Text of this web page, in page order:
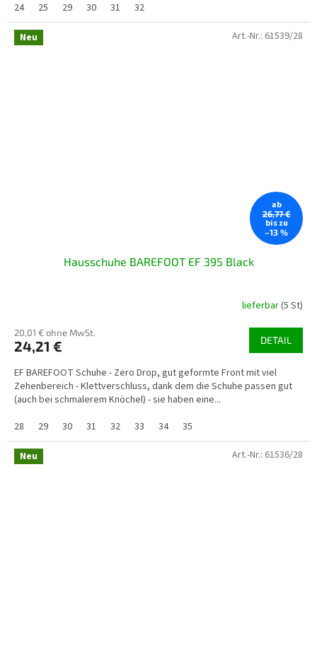
24
25 29 30 31 32
Neu
ab
26,77 €
bis zu
–13 %
Hausschuhe BAREFOOT EF 395 Black
lieferbar(5 St)
20,01 € ohne MwSt.
24,21 € DETAIL
EF BAREFOOT Schuhe - Zero Drop, gut geformte Front mit viel
Zehenbereich - Klettverschluss, dank dem die Schuhe passen gut
(auch bei schmalerem Knöchel) - sie haben eine...
28
29 30 31 32 33 34 35
Art.-Nr.: 61539/28
Neu Art.-Nr.: 61536/28